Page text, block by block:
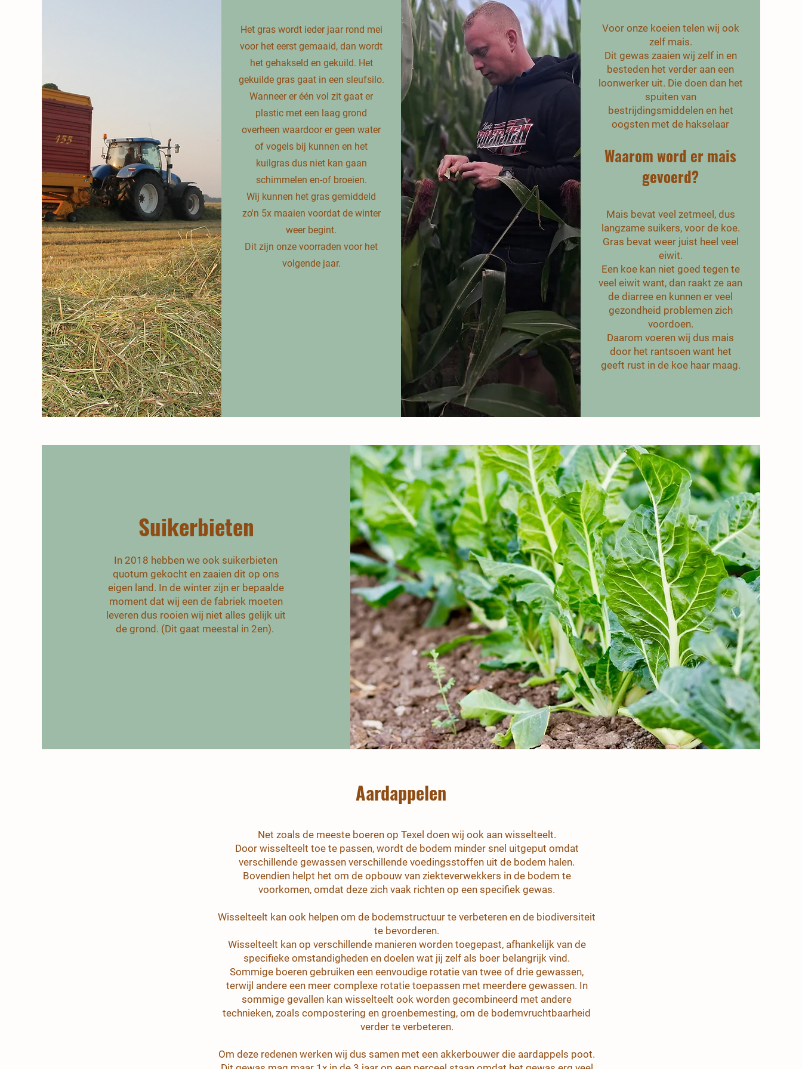
Het gras wordt ieder jaar rond mei
voor het eerst gemaaid, dan wordt
het gehakseld en gekuild. Het
gekuilde gras gaat in een sleufsilo.
Wanneer er één vol zit gaat er
plastic met een laag grond
overheen waardoor er geen water
of vogels bij kunnen en het
kuilgras dus niet kan gaan
schimmelen en-of broeien.
Wij kunnen het gras gemiddeld
zo'n 5x maaien voordat de winter
weer begint.
Dit zijn onze voorraden voor het
volgende jaar.
Voor onze koeien telen wij ook
zelf mais.
Dit gewas zaaien wij zelf in en
besteden het verder aan een
loonwerker uit. Die doen dan het
spuiten van
bestrijdingsmiddelen en het
oogsten met de hakselaar
Waarom word er mais
gevoerd?
Mais bevat veel zetmeel, dus
langzame suikers, voor de koe.
Gras bevat weer juist heel veel
eiwit.
Een koe kan niet goed tegen te
veel eiwit want, dan raakt ze aan
de diarree en kunnen er veel
gezondheid problemen zich
voordoen.
Daarom voeren wij dus mais
door het rantsoen want het
geeft rust in de koe haar maag.
Suikerbieten
In 2018 hebben we ook suikerbieten
quotum gekocht en zaaien dit op ons
eigen land. In de winter zijn er bepaalde
moment dat wij een de fabriek moeten
leveren dus rooien wij niet alles gelijk uit
de grond. (Dit gaat meestal in 2en).
Aardappelen
Net zoals de meeste boeren op Texel doen wij ook aan wisselteelt.
Door wisselteelt toe te passen, wordt de bodem minder snel uitgeput omdat
verschillende gewassen verschillende voedingsstoffen uit de bodem halen.
Bovendien helpt het om de opbouw van ziekteverwekkers in de bodem te
voorkomen, omdat deze zich vaak richten op een specifiek gewas.
Wisselteelt kan ook helpen om de bodemstructuur te verbeteren en de biodiversiteit
te bevorderen.
Wisselteelt kan op verschillende manieren worden toegepast, afhankelijk van de
specifieke omstandigheden en doelen wat jij zelf als boer belangrijk vind.
Sommige boeren gebruiken een eenvoudige rotatie van twee of drie gewassen,
terwijl andere een meer complexe rotatie toepassen met meerdere gewassen. In
sommige gevallen kan wisselteelt ook worden gecombineerd met andere
technieken, zoals compostering en groenbemesting, om de bodemvruchtbaarheid
verder te verbeteren.
Om deze redenen werken wij dus samen met een akkerbouwer die aardappels poot.